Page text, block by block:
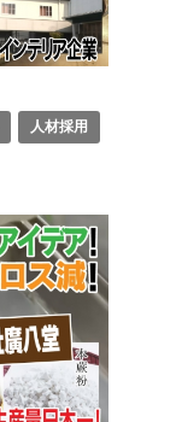
人材採用